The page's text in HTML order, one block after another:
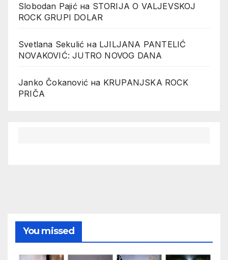
Slobodan Pajićна STORIJA O VALJEVSKOJ
ROCK GRUPI DOLAR
Svetlana Sekulić на LJILJANA PANTELIĆ
NOVAKOVIĆ: JUTRO NOVOG DANA
Janko Čokanović на KRUPANJSKA ROCK
PRIČA
You missed